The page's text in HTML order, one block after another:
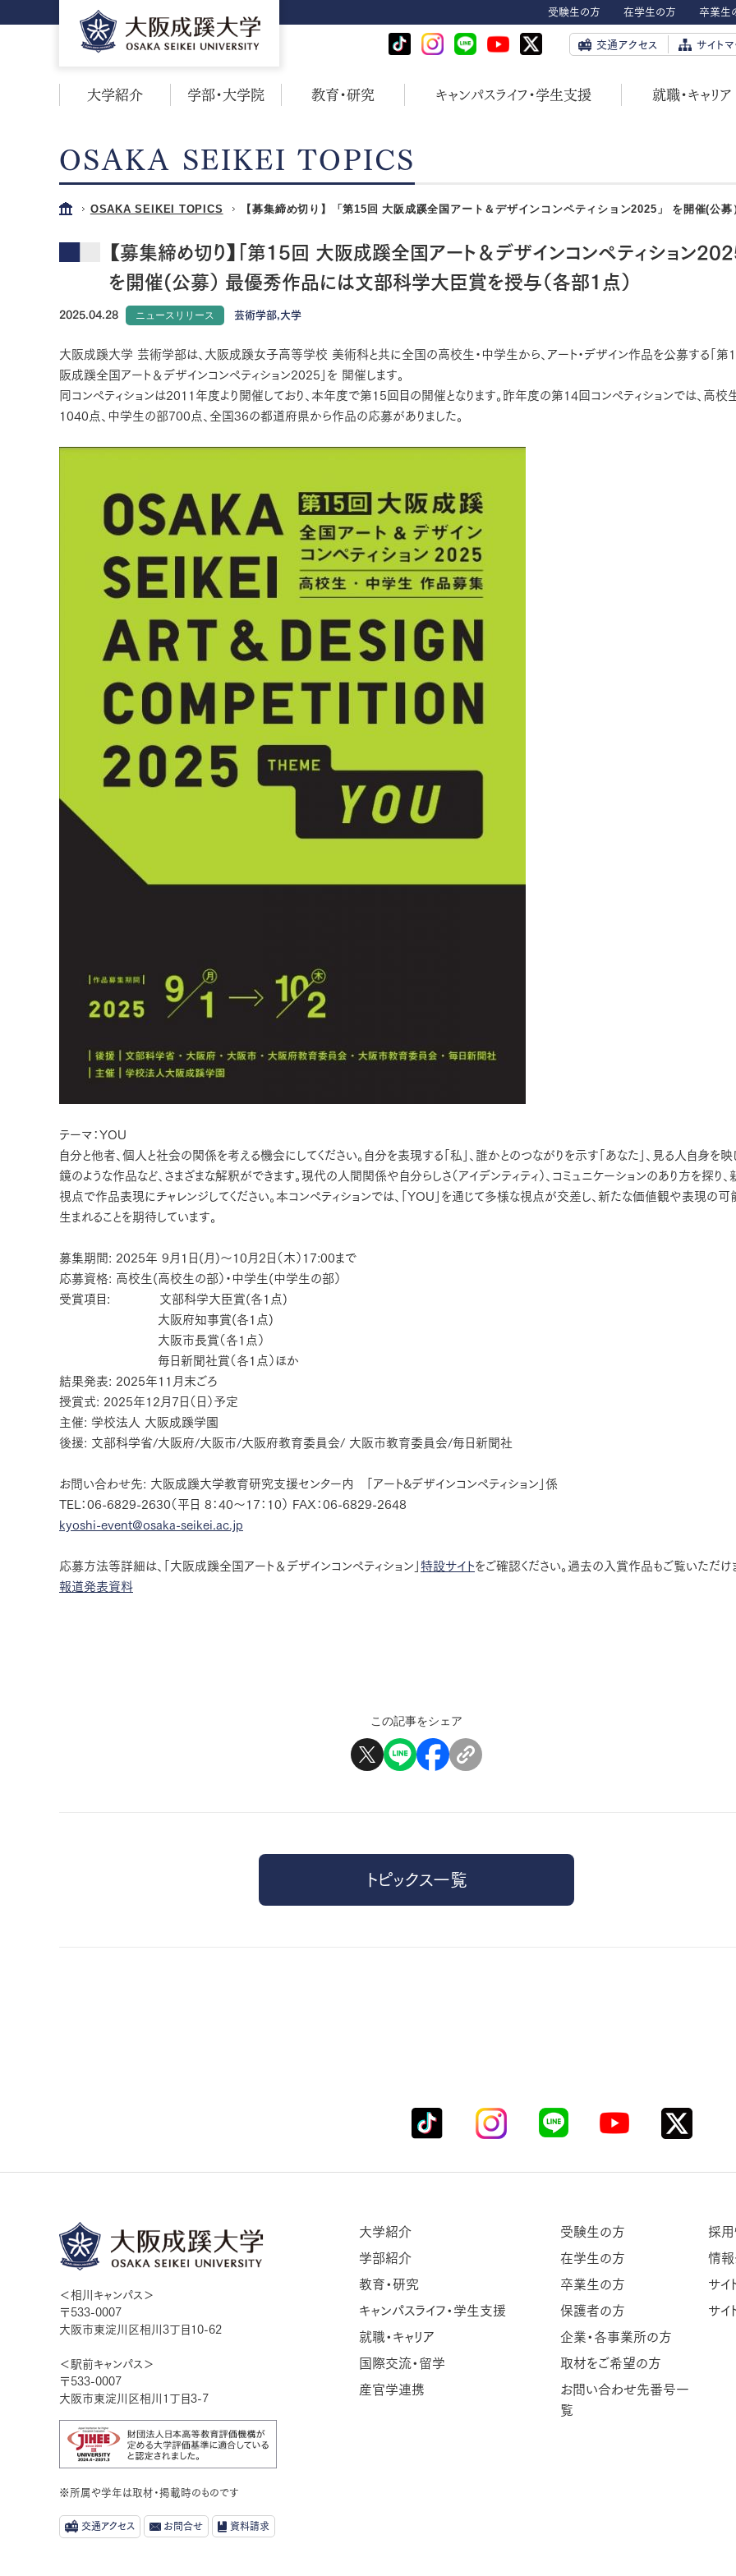
受験生の方 在学生の方 卒業生
大学紹介 学部・大学院 教育・研究 キャンパスライフ・学生支援 就職・キャリア
交通アクセス サイト
OSAKA SEIKEI TOPICS
OSAKA SEIKEI TOPICS 【募集締め切り】「第15回 大阪成蹊全国アート＆デザインコンペティション2025」 を開催(公
【募集締め切り】「第15回 大阪成蹊全国アート＆デザインコンペティション
を開催(公募） 最優秀作品には文部科学大臣賞を授与（各部1点）
2025.04.28 ニュースリリース 芸術学部,大学
大阪成蹊大学 芸術学部は、大阪成蹊女子高等学校 美術科と共に全国の高校生・中学生から、アート・デザイン作品を公募する「第
阪成蹊全国アート＆デザインコンペティション2025」を 開催します。
同コンペティションは2011年度より開催しており、本年度で第15回目の開催となります。昨年度の第14回コンペティションでは、高校
1040点、中学生の部700点、全国36の都道府県から作品の応募がありました。
テーマ： YOU
自分と他者、個人と社会の関係を考える機会にしてください。自分を表現する「私」、誰かとのつながりを示す「あなた」、見る人自身を
鏡のような作品など、さまざまな解釈ができます。現代の人間関係や自分らしさ（アイデンティティ）、コミュニケーションのあり方を探り、
視点で作品表現にチャレンジしてください。本コンペティションでは、「YOU」を通じて多様な視点が交差し、新たな価値観や表現の
生まれることを期待しています。
募集期間: 2025年 9月1日(月)～10月2日（木）17:00まで
応募資格: 高校生(高校生の部）・中学生(中学生の部）
受賞項目: 文部科学大臣賞(各1点)
大阪府知事賞(各1点)
大阪市長賞（各1点）
毎日新聞社賞（各1点）ほか
結果発表: 2025年11月末ごろ
授賞式: 2025年12月7日（日）予定
主催: 学校法人 大阪成蹊学園
後援: 文部科学省/大阪府/大阪市/大阪府教育委員会/ 大阪市教育委員会/毎日新聞社
お問い合わせ先: 大阪成蹊大学教育研究支援センター内 「アート&デザインコンペティション」係
TEL：06-6829-2630（平日 8：40〜17：10） FAX：06-6829-2648
kyoshi-event@osaka-seikei.ac.jp
応募方法等詳細は、「大阪成蹊全国アート＆デザインコンペティション」 特設サイトをご確認ください。過去の入賞作品もご覧いただけ
報道発表資料
この記事をシェア
トピックス一覧
＜相川キャンパス＞
〒533-0007
大阪市東淀川区相川3丁目10-62
＜駅前キャンパス＞
〒533-0007
大阪市東淀川区相川1丁目3-7
※所属や学年は取材・掲載時のものです
交通アクセス お問合せ 資料請求
大学紹介
学部紹介
教育・研究
キャンパスライフ・学生支援
就職・キャリア
国際交流・留学
産官学連携
受験生の方
在学生の方
卒業生の方
保護者の方
企業・各事業所の方
取材をご希望の方
お問い合わせ先番号一
覧
採
情
サイ
サイ